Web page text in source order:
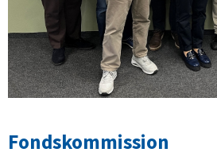
Fondskommission